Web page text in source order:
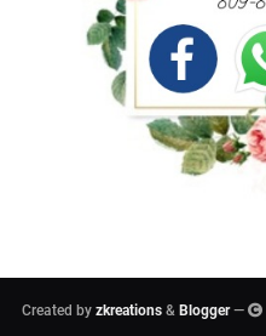
Created by zkreations & Blogger—